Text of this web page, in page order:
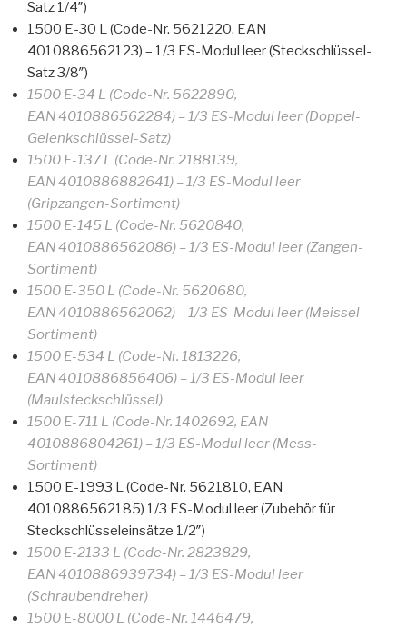
Satz 1/4″)
1500 E-30 L (Code-Nr. 5621220, EAN
4010886562123) – 1/3 ES-Modul leer (Steckschlüssel-
Satz 3/8″)
1500 E-34 L (Code-Nr. 5622890,
EAN 4010886562284) – 1/3 ES-Modul leer (Doppel-
Gelenkschlüssel-Satz)
1500 E-137 L (Code-Nr. 2188139,
EAN 4010886882641) – 1/3 ES-Modul leer
(Gripzangen-Sortiment)
1500 E-145 L (Code-Nr. 5620840,
EAN 4010886562086) – 1/3 ES-Modul leer (Zangen-
Sortiment)
1500 E-350 L (Code-Nr. 5620680,
EAN 4010886562062) – 1/3 ES-Modul leer (Meissel-
Sortiment)
1500 E-534 L (Code-Nr. 1813226,
EAN 4010886856406) – 1/3 ES-Modul leer
(Maulsteckschlüssel)
1500 E-711 L (Code-Nr. 1402692, EAN
4010886804261) – 1/3 ES-Modul leer (Mess-
Sortiment)
1500 E-1993 L (Code-Nr. 5621810, EAN
4010886562185) 1/3 ES-Modul leer (Zubehör für
Steckschlüsseleinsätze 1/2″)
1500 E-2133 L (Code-Nr. 2823829,
EAN 4010886939734) – 1/3 ES-Modul leer
(Schraubendreher)
1500 E-8000 L (Code-Nr. 1446479,